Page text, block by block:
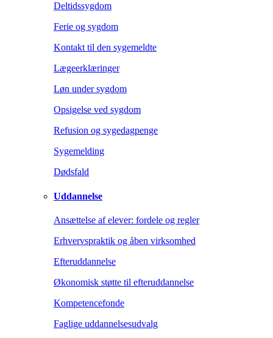
Deltidssygdom
Ferie og sygdom
Kontakt til den sygemeldte
Lægeerklæringer
Løn under sygdom
Opsigelse ved sygdom
Refusion og sygedagpenge
Sygemelding
Dødsfald
Uddannelse
Ansættelse af elever: fordele og regler
Erhvervspraktik og åben virksomhed
Efteruddannelse
Økonomisk støtte til efteruddannelse
Kompetencefonde
Faglige uddannelsesudvalg